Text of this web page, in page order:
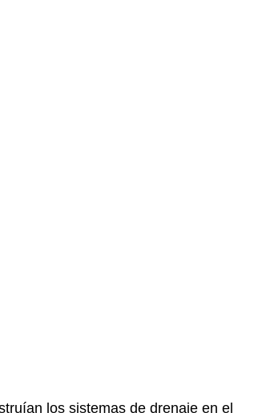
los sistemas de drenaje en el